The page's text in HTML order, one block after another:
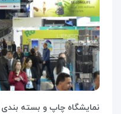
نمایشگاه چاپ و بسته بندی ALL4 PACK